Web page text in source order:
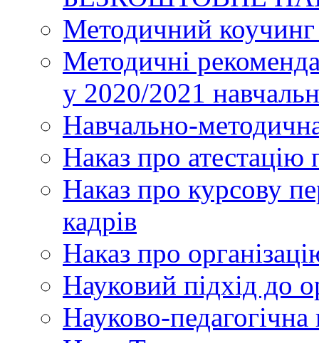
Методичний
Методичні
у 2020/2021
Навчально-
Наказ про атестацію
Наказ про курсову
кадрів
Наказ про
Науковий підхід до
Науково-